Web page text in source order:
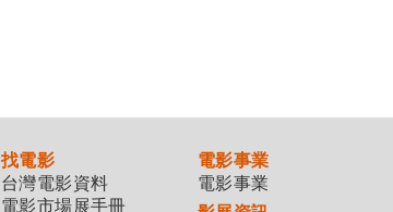
找電影
台灣電影資料
電影市場展手冊
電影事業
電影事業